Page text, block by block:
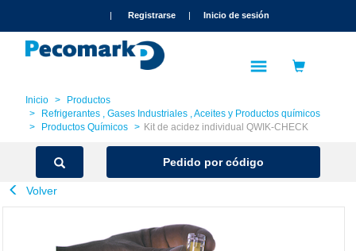
| Registrarse | Inicio de sesión
Inicio
Productos
Refrigerantes , Gases Industriales , Aceites y Productos químicos
Productos Químicos
Kit de acidez individual QWIK-CHECK
Pedido por código
Volver